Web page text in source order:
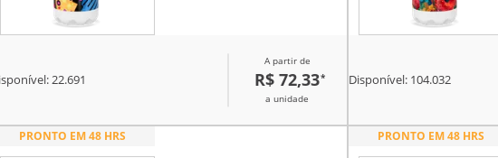
22.691
A partir de
R$ 72,33*
a unidade
Disponível: 104.032
PRONTO EM 48 HRS PRONTO EM 48 HRS